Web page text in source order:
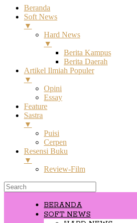
Beranda
Soft News
▼
Hard News
▼
Berita Kampus
Berita Daerah
Artikel Ilmiah Populer
▼
Opini
Essay
Feature
Sastra
▼
Puisi
Cerpen
Resensi Buku
▼
Review-Film
BERANDA
SOFT NEWS